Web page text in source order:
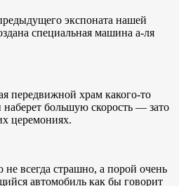
экспоната нашей
специальная машина а-ля
передвижной храм какого-то
наберет большую скорость — зато
церемониях.
всегда страшно, а порой очень
автомобиль как бы говорит